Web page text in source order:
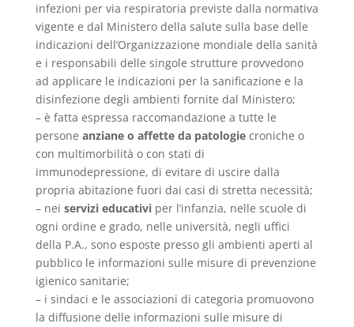
infezioni per via respiratoria previste dalla normativa
vigente e dal Ministero della salute sulla base delle
indicazioni dell’Organizzazione mondiale della sanità
e i responsabili delle singole strutture provvedono
ad applicare le indicazioni per la sanificazione e la
disinfezione degli ambienti fornite dal Ministero;
– è fatta espressa raccomandazione a tutte le
persone anziane o affette da patologiecroniche o
con multimorbilità o con stati di
immunodepressione, di evitare di uscire dalla
propria abitazione fuori dai casi di stretta necessità;
– nei servizi educativiper l’infanzia, nelle scuole di
ogni ordine e grado, nelle università, negli uffici
della P.A., sono esposte presso gli ambienti aperti al
pubblico le informazioni sulle misure di prevenzione
igienico sanitarie;
– i sindaci e le associazioni di categoria promuovono
la diffusione delle informazioni sulle misure di